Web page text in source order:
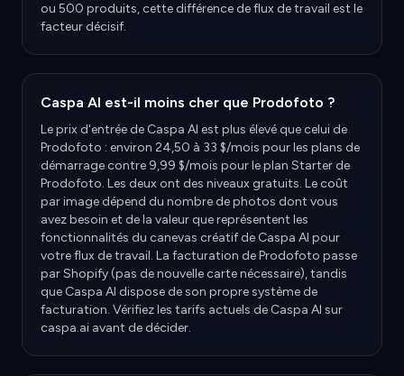
ou 500 produits, cette différence de flux de travail est le
facteur décisif.
Caspa AI est-il moins cher que Prodofoto ?
Le prix d'entrée de Caspa AI est plus élevé que celui de
Prodofoto : environ 24,50 à 33 $/mois pour les plans de
démarrage contre 9,99 $/mois pour le plan Starter de
Prodofoto. Les deux ont des niveaux gratuits. Le coût
par image dépend du nombre de photos dont vous
avez besoin et de la valeur que représentent les
fonctionnalités du canevas créatif de Caspa AI pour
votre flux de travail. La facturation de Prodofoto passe
par Shopify (pas de nouvelle carte nécessaire), tandis
que Caspa AI dispose de son propre système de
facturation. Vérifiez les tarifs actuels de Caspa AI sur
caspa.ai avant de décider.